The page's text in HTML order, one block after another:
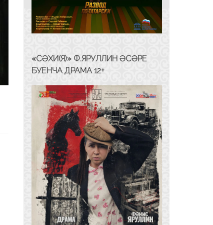
«СӘХИ(Я)» Ф.ЯРУЛЛИН ӘСӘРЕ
БУЕНЧА ДРАМА 12+